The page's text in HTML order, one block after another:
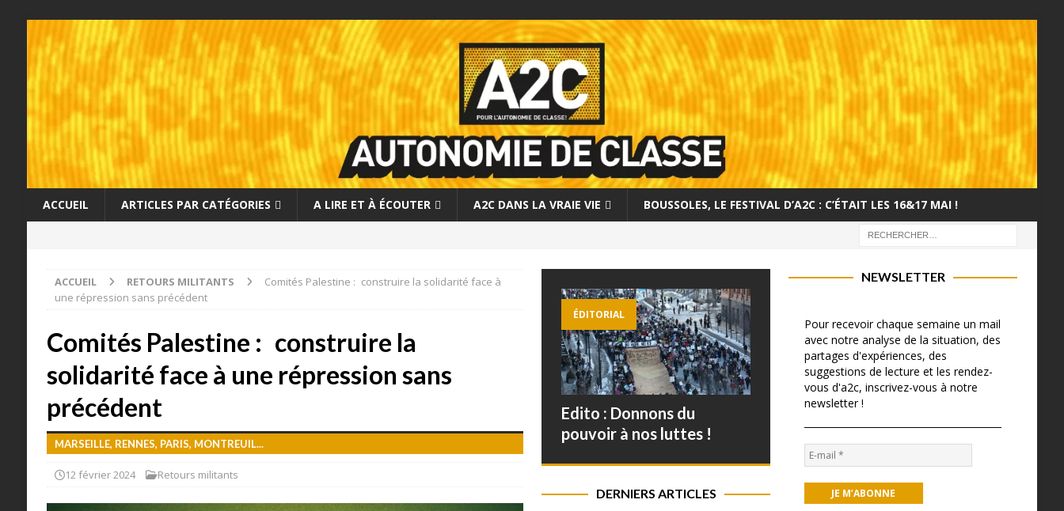
ACCUEIL ARTICLES PAR CATÉGORIES A LIRE ET À ÉCOUTER A2C DANS LA VRAIE VIE BOUSSOLES, LE FESTIVAL D’A2C : C’ÉTAIT LES 16&17 MAI !
ACCUEIL RETOURS MILITANTS
Comités Palestine : construire la solidarité face à
une répression sans précédent
Comités Palestine : construire la
solidarité face à une répression sans
précédent
MARSEILLE, RENNES, PARIS, MONTREUIL...
12 février 2024 Retours militants
ÉDITORIAL
Edito : Donnons du
pouvoir à nos luttes !
DERNIERS ARTICLES
NEWSLETTER
Pour recevoir chaque semaine un mail
avec notre analyse de la situation, des
partages d'expériences, des
suggestions de lecture et les rendez-
vous d'a2c, inscrivez-vous à notre
newsletter !